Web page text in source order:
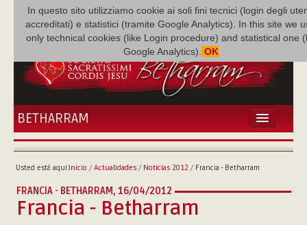
In questo sito utilizziamo cookie ai soli fini tecnici (login degli
accreditati) e statistici (tramite Google Analytics). In this site we
only technical cookies (like Login procedure) and statistical one
Google Analytics). OK
BETHARRAM
INICIO
FAMILIA
MISIÓN
Usted está aquí:Inicio / Actualidades/ Noticias 2012 / Francia - Betharram
FRANCIA - BETHARRAM, 16/04/2012
Francia - Betharram